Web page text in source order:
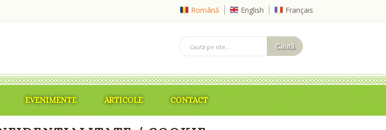
Română English Français
EVENIMENTE ARTICOLE CONTACT